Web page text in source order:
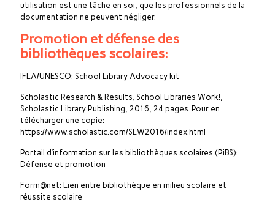
utilisation est une tâche en soi, que les professionnels de la
documentation ne peuvent négliger.
Promotion et défense des
bibliothèques scolaires:
IFLA/UNESCO: School Library Advocacy kit
Scholastic Research & Results, School Libraries Work!,
Scholastic Library Publishing, 2016, 24 pages. Pour en
télécharger une copie:
https://www.scholastic.com/SLW2016/index.html
Portail d’information sur les bibliothèques scolaires (PiBS):
Défense et promotion
Form@net: Lien entre bibliothèque en milieu scolaire et
réussite scolaire